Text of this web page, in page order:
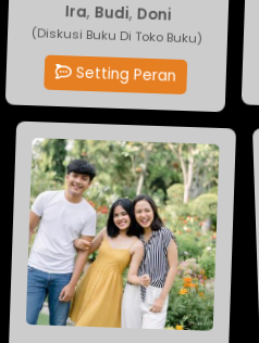
Ira ,Budi ,Doni
(Diskusi Buku Di Toko Buku)
Setting Peran